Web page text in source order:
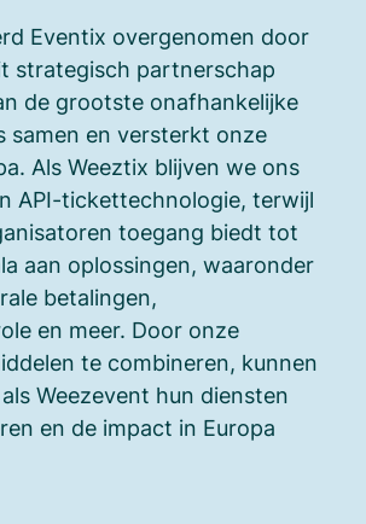
Eventix overgenomen door
strategisch partnerschap
de grootste onafhankelijke
samen en versterkt onze
Als Weeztix blijven we ons
API-tickettechnologie, terwijl
toegang biedt tot
aan oplossingen, waaronder
betalingen,
en meer. Door onze
te combineren, kunnen
Weezevent hun diensten
en de impact in Europa